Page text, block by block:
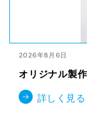
2026年8月6日
オリジナル製
詳しく見る